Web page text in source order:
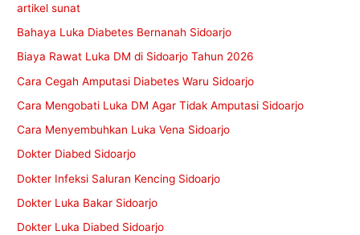
artikel sunat
Bahaya Luka Diabetes Bernanah Sidoarjo
Biaya Rawat Luka DM di Sidoarjo Tahun 2026
Cara Cegah Amputasi Diabetes Waru Sidoarjo
Cara Mengobati Luka DM Agar Tidak Amputasi Sidoarjo
Cara Menyembuhkan Luka Vena Sidoarjo
Dokter Diabed Sidoarjo
Dokter Infeksi Saluran Kencing Sidoarjo
Dokter Luka Bakar Sidoarjo
Dokter Luka Diabed Sidoarjo